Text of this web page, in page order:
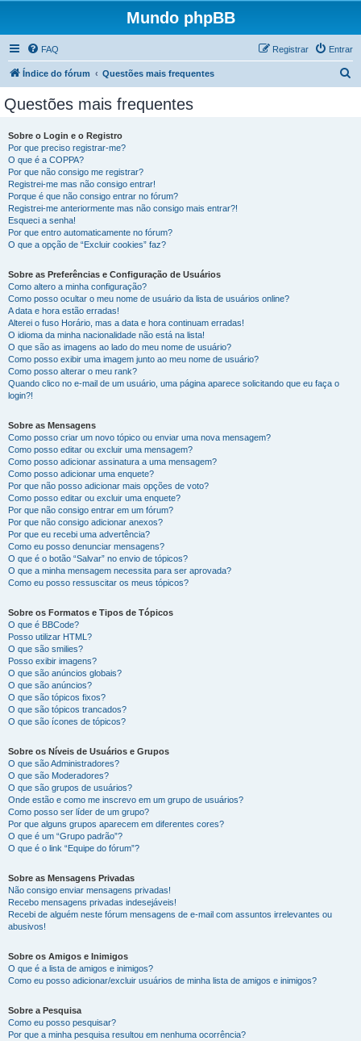
Mundo phpBB
FAQ Entrar
Registrar
Índice do fórum Questões mais frequentes
Questões mais frequentes
Sobre o Login e o Registro
Por que preciso registrar-me?
O que é a COPPA?
Por que não consigo me registrar?
Registrei-me mas não consigo entrar!
Porque é que não consigo entrar no fórum?
Registrei-me anteriormente mas não consigo mais entrar?!
Esqueci a senha!
Por que entro automaticamente no fórum?
O que a opção de “Excluir cookies” faz?
Sobre as Preferências e Configuração de Usuários
Como altero a minha configuração?
Como posso ocultar o meu nome de usuário da lista de usuários online?
A data e hora estão erradas!
Alterei o fuso Horário, mas a data e hora continuam erradas!
O idioma da minha nacionalidade não está na lista!
O que são as imagens ao lado do meu nome de usuário?
Como posso exibir uma imagem junto ao meu nome de usuário?
Como posso alterar o meu rank?
Quando clico no e-mail de um usuário, uma página aparece solicitando que eu faça o
login?!
Sobre as Mensagens
Como posso criar um novo tópico ou enviar uma nova mensagem?
Como posso editar ou excluir uma mensagem?
Como posso adicionar assinatura a uma mensagem?
Como posso adicionar uma enquete?
Por que não posso adicionar mais opções de voto?
Como posso editar ou excluir uma enquete?
Por que não consigo entrar em um fórum?
Por que não consigo adicionar anexos?
Por que eu recebi uma advertência?
Como eu posso denunciar mensagens?
O que é o botão “Salvar” no envio de tópicos?
O que a minha mensagem necessita para ser aprovada?
Como eu posso ressuscitar os meus tópicos?
Sobre os Formatos e Tipos de Tópicos
O que é BBCode?
Posso utilizar HTML?
O que são smilies?
Posso exibir imagens?
O que são anúncios globais?
O que são anúncios?
O que são tópicos fixos?
O que são tópicos trancados?
O que são ícones de tópicos?
Sobre os Níveis de Usuários e Grupos
O que são Administradores?
O que são Moderadores?
O que são grupos de usuários?
Onde estão e como me inscrevo em um grupo de usuários?
Como posso ser líder de um grupo?
Por que alguns grupos aparecem em diferentes cores?
O que é um “Grupo padrão”?
O que é o link “Equipe do fórum”?
Sobre as Mensagens Privadas
Não consigo enviar mensagens privadas!
Recebo mensagens privadas indesejáveis!
Recebi de alguém neste fórum mensagens de e-mail com assuntos irrelevantes ou
abusivos!
Sobre os Amigos e Inimigos
O que é a lista de amigos e inimigos?
Como eu posso adicionar/excluir usuários de minha lista de amigos e inimigos?
Sobre a Pesquisa
Como eu posso pesquisar?
Por que a minha pesquisa resultou em nenhuma ocorrência?